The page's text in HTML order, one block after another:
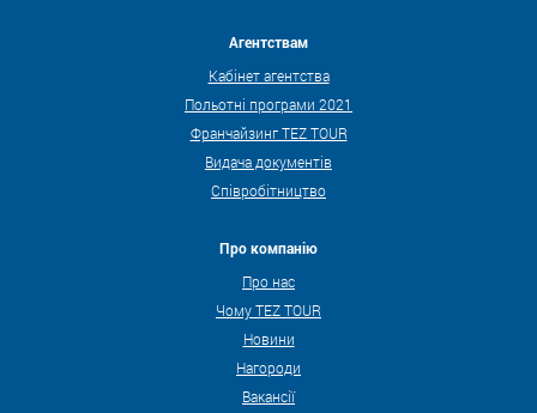
Агентствам
Кабінет агентства
Польотні програми 2021
Франчайзинг TEZ TOUR
Видача документів
Співробітництво
Про компанію
Про нас
Чому TEZ TOUR
Новини
Нагороди
Вакансії